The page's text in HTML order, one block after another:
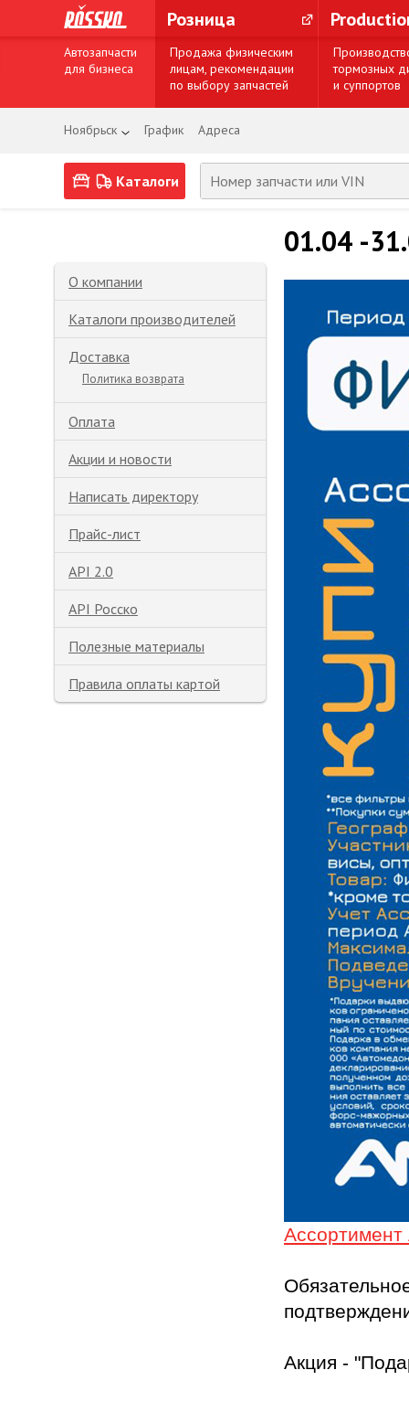
Розница
Автозапчасти
для бизнеса
Продажа физическим
лицам, рекомендации
по выбору запчастей
тормозных
и суппортов
Ноябрьск График Адреса
Каталоги
О компании
Каталоги производителей
Доставка
Политика возврата
Оплата
Акции и новости
Написать директору
Прайс-лист
API 2.0
API Росско
Полезные материалы
Правила оплаты картой
01.04 -
Ассортимент
Акция -